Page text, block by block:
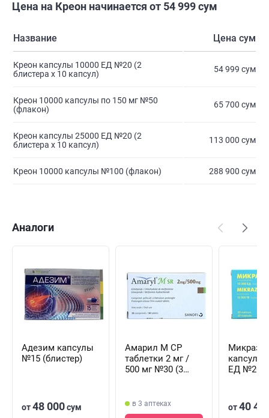
Цена на Креон начинается от 54 999 сум
Название Цена сум
Креон капсулы 10000 ЕД №20 (2
блистера х 10 капсул)
54 999 сум
Креон 10000 капсулы по 150 мг №50
(флакон)
65 700 сум
Креон капсулы 25000 ЕД №20 (2
блистера х 10 капсул)
113 000 сум
Креон 10000 капсулы №100 (флакон) 288 900 сум
Аналоги
Адезим капсулы
№15 (блистер)
от48 000сум
Амарил М СР
таблетки 2 мг /
500 мг №30 (3
в 3 аптеках
капсулы
ЕД №20
от40